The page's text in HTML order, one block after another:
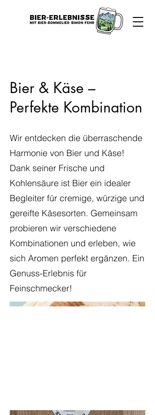
Bier & Käse –
Perfekte Kombination
Wir entdecken die überraschende
Harmonie von Bier und Käse!
Dank seiner Frische und
Kohlensäure ist Bier ein idealer
Begleiter für cremige, würzige und
gereifte Käsesorten. Gemeinsam
probieren wir verschiedene
Kombinationen und erleben, wie
sich Aromen perfekt ergänzen. Ein
Genuss-Erlebnis für
Feinschmecker!